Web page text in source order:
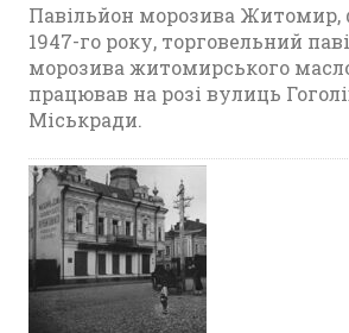
Павільйон морозива Житомир,
1947-го року, торговельний
морозива житомирського
працював на розі вулиць
Міськради.